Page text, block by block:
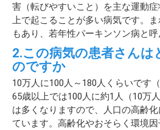
害（転びやすいこと）を主な運動
上で起こることが多い病気です。
もあり、若年性パーキンソン病と呼
2.この病気の患者さんは
のですか
10万人に100人～180人くらいです
65歳以上では100人に約1人（10万
は多くなりますので、人口の高齢
ています。高齢化やおそらく環境